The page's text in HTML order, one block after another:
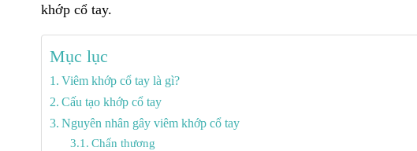
khớp cổ tay.
Mục lục
Viêm khớp cổ tay là gì?
Cấu tạo khớp cổ tay
Nguyên nhân gây viêm khớp cổ tay
Chấn thương